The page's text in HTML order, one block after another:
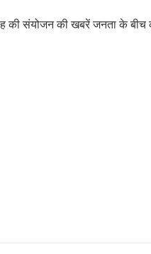
की संयोजन की खबरें जनता के बीच